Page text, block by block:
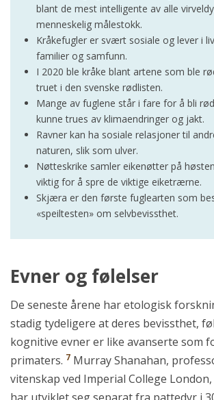
blant de mest intelligente av alle
menneskelig målestokk.
Kråkefugler er svært sosiale og lever i
familier og samfunn.
I 2020 ble kråke blant artene som ble
truet i den svenske rødlisten.
Mange av fuglene står i fare for å bli
kunne trues av klimaendringer og jakt.
Ravner kan ha sosiale relasjoner til
naturen, slik som ulver.
Nøtteskrike samler eikenøtter på
viktig for å spre de viktige eiketrærne.
Skjæra er den første fuglearten som
«speiltesten» om selvbevissthet.
Evner og følelser
De seneste årene har etologisk
stadig tydeligere at deres bevissthet,
kognitive evner er like avanserte som
primaters. 7 Murray Shanahan,
vitenskap ved Imperial College
har utviklet seg separat fra pattedyr i